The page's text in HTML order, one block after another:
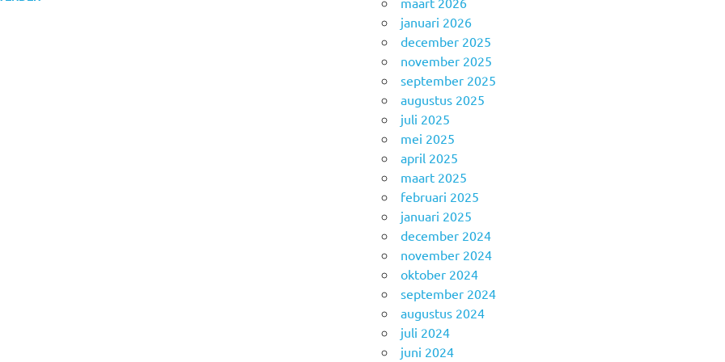
januari 2026
december 2025
november 2025
september 2025
augustus 2025
juli 2025
mei 2025
april 2025
maart 2025
februari 2025
januari 2025
december 2024
november 2024
oktober 2024
september 2024
augustus 2024
juli 2024
juni 2024